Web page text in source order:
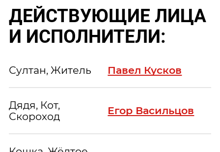
ДЕЙСТВУЮЩИЕ ЛИЦА
И ИСПОЛНИТЕЛИ:
Султан, Житель Павел Кусков
Дядя, Кот,
Скороход
Егор Васильцов